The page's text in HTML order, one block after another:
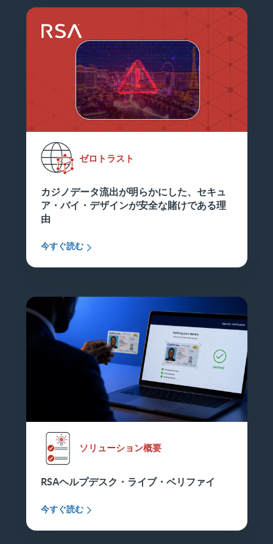
ゼロトラスト
カジノデータ流出が明らかにした、セキュ
ア・バイ・デザインが安全な賭けである理
由
今すぐ読む
ソリューション概要
RSAヘルプデスク・ライブ・ベリファイ
今すぐ読む